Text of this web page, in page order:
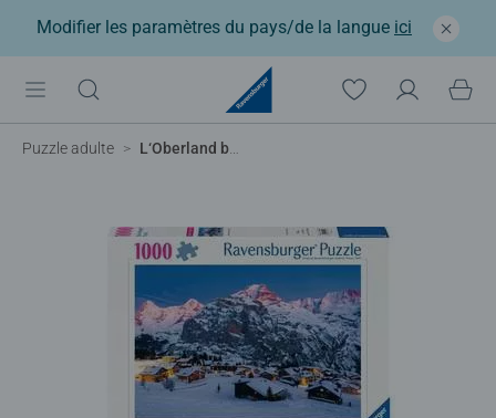
Modifier les paramètres du pays/de la langue ici
Puzzle adulte L‘Oberland bernois, Mürren